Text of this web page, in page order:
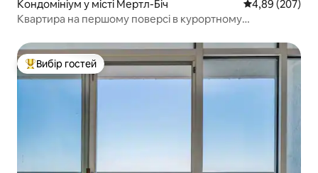
Кондомініум у місті Мертл-Біч Середня
4,89 (207)
Квартира на першому поверсі в курортному
Топ вибір гостей
Вибір гостей